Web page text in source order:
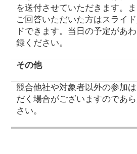
を送付させていただきます。
ご回答いただいた方はスライ
ドできます。当日の予定があ
録ください。
その他
競合他社や対象者以外の参加
だく場合がございますのであ
さい。